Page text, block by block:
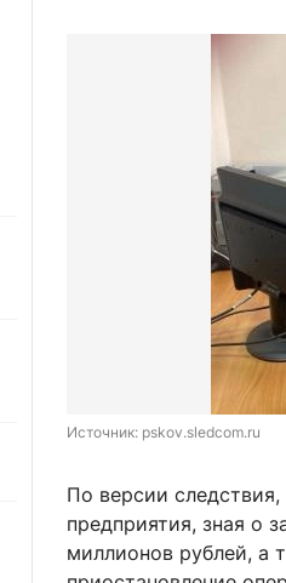
Источник: pskov.sledcom.ru
По версии
предприятия, зная о
миллионов рублей, а